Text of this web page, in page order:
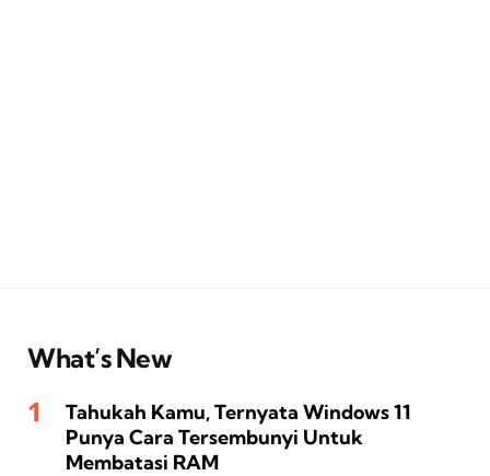
What’s New
Tahukah Kamu, Ternyata Windows 11
Punya Cara Tersembunyi Untuk
Membatasi RAM